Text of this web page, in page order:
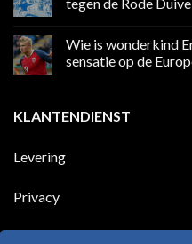
Premier
eerste
meer
100
land
scoort
op
jaar
nog
eens
tegen
Wie is wonderkind
sensatie op de
Wie
is
Haaland,
Europese
KLANTENDIENST
Levering
Privacy